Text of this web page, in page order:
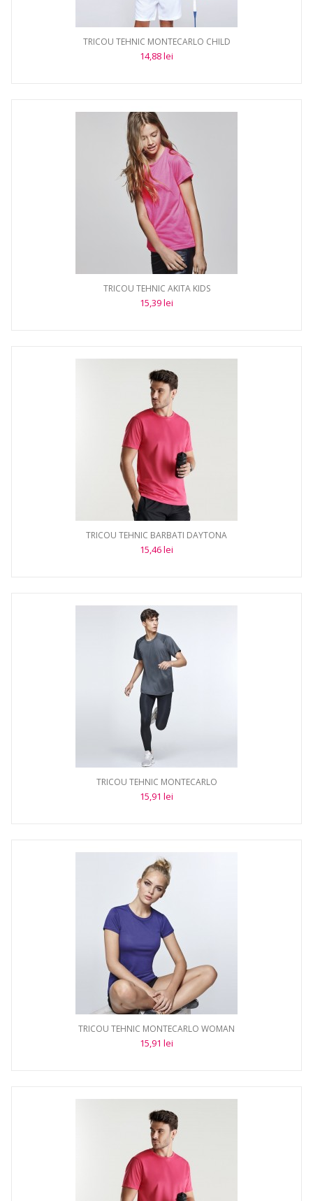
TRICOU TEHNIC MONTECARLO CHILD
14,88 lei
TRICOU TEHNIC AKITA KIDS
15,39 lei
TRICOU TEHNIC BARBATI DAYTONA
15,46 lei
TRICOU TEHNIC MONTECARLO
15,91 lei
TRICOU TEHNIC MONTECARLO WOMAN
15,91 lei